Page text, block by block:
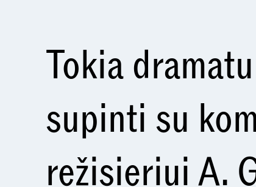
Tokia
supinti su
režisieriui A.